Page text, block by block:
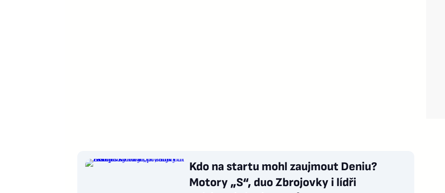
Kdo na startu mohl zaujmout Deniu?
Motory „S“, duo Zbrojovky i lídři